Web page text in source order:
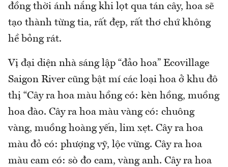
đồng thời ánh nắng khi lọt qua tán cây, hoa sẽ
tạo thành từng tia, rất đẹp, rất thơ chứ không
hề bỏng rát.
Vị đại diện nhà sáng lập “đảo hoa” Ecovillage
Saigon River cũng bật mí các loại hoa ở khu đô
thị “Cây ra hoa màu hồng có: kèn hồng, muồng
hoa đào. Cây ra hoa màu vàng có: chuông
vàng, muồng hoàng yến, lim xẹt. Cây ra hoa
màu đỏ có: phượng vỹ, lộc vừng. Cây ra hoa
màu cam có: sò đo cam, vàng anh. Cây ra hoa